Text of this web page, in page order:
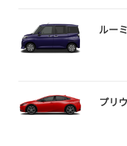
ルー
プリ